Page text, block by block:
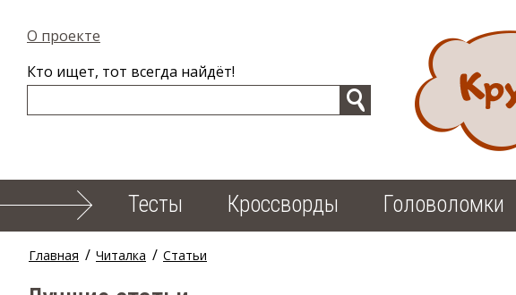
О проекте
Кто ищет, тот всегда найдёт!
Тесты Кроссворды Головоломки
Главная / Читалка / Статьи